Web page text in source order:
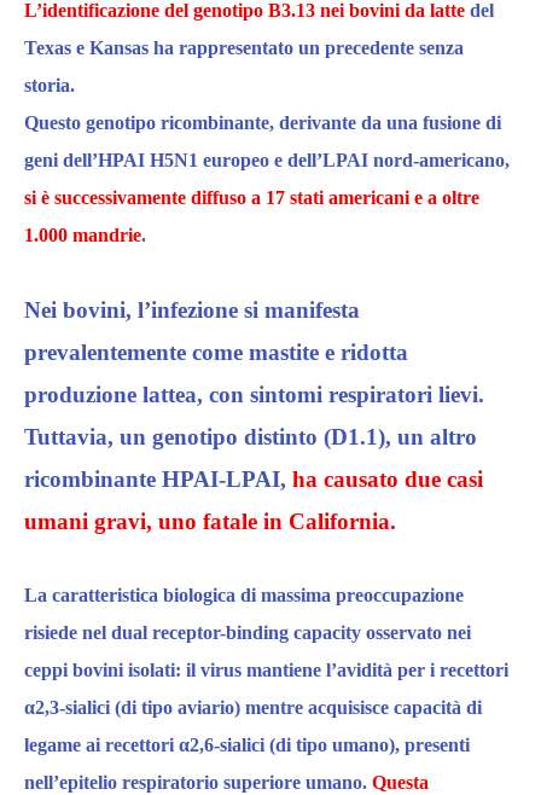
L’identificazione del genotipo B3.13 nei bovini da latte del
Texas e Kansas ha rappresentato un precedente senza
storia.
Questo genotipo ricombinante, derivante da una fusione di
geni dell’HPAI H5N1 europeo e dell’LPAI nord-americano,
si è successivamente diffuso a 17 stati americani e a oltre
1.000 mandrie.​
Nei bovini, l’infezione si manifesta
prevalentemente come mastite e ridotta
produzione lattea, con sintomi respiratori lievi.
Tuttavia, un genotipo distinto (D1.1), un altro
ricombinante HPAI-LPAI, ha causato due casi
umani gravi, uno fatale in California.
La caratteristica biologica di massima preoccupazione
risiede nel dual receptor-binding capacity osservato nei
ceppi bovini isolati: il virus mantiene l’avidità per i recettori
α2,3-sialici (di tipo aviario) mentre acquisisce capacità di
legame ai recettori α2,6-sialici (di tipo umano), presenti
nell’epitelio respiratorio superiore umano. Questa